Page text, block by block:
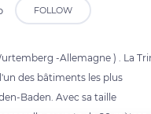
FOLLOW
-Allemagne ) . La
des bâtiments les plus
Baden. Avec sa taille